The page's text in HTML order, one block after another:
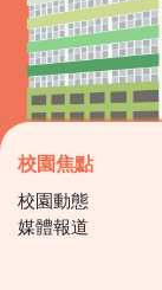
校園焦點
校園動態
媒體報道